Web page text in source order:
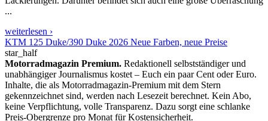
...
weiterlesen ›
KTM 125 Duke/390 Duke 2026 Neue Farben, neue Preise
star_half
Motorradmagazin Premium. Redaktionell selbstständiger und
unabhängiger Journalismus kostet – Euch ein paar Cent oder Euro.
Inhalte, die als Motorradmagazin-Premium mit dem Stern
gekennzeichnet sind, werden nach Lesezeit berechnet. Kein Abo,
keine Verpflichtung, volle Transparenz. Dazu sorgt eine schlanke
Preis-Obergrenze pro Monat für Kostensicherheit.